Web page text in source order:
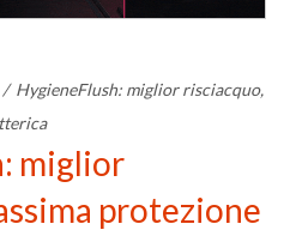
/ HygieneFlush: miglior risciacquo,
miglior
protezione